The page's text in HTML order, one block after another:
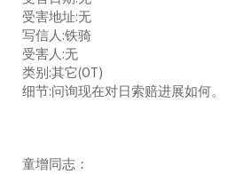
受害地址:无
写信人:铁骑
受害人:无
类别:其它(OT)
细节:问询现在对日索赔进展如何。
童增同志：